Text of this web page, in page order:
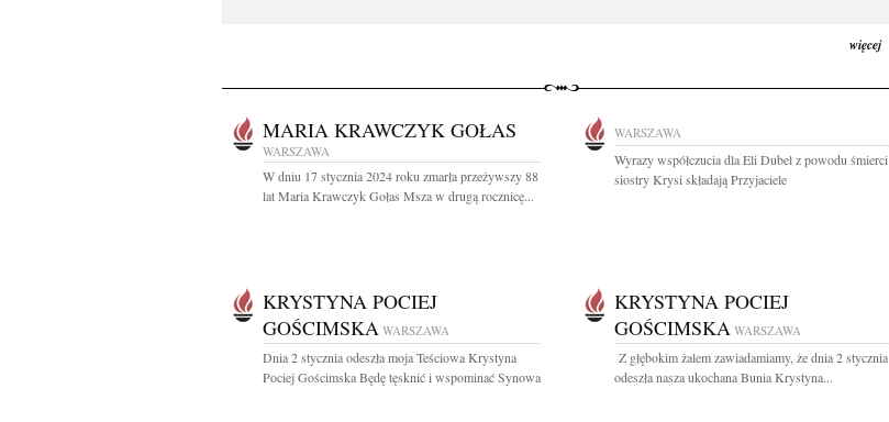
więcej
MARIA KRAWCZYK GOŁAS
WARSZAWA
W dniu 17 stycznia 2024 roku zmarła przeżywszy 88
lat Maria Krawczyk Gołas Msza w drugą rocznicę...
WARSZAWA
Wyrazy współczucia dla Eli Dubel z powodu śmierci
siostry Krysi składają Przyjaciele
KRYSTYNA POCIEJ
GOŚCIMSKA WARSZAWA
Dnia 2 stycznia odeszła moja Teściowa Krystyna
Pociej Gościmska Będę tęsknić i wspominać Synowa
KRYSTYNA POCIEJ
GOŚCIMSKA WARSZAWA
Z głębokim żalem zawiadamiamy, że dnia 2 stycznia
odeszła nasza ukochana Bunia Krystyna...